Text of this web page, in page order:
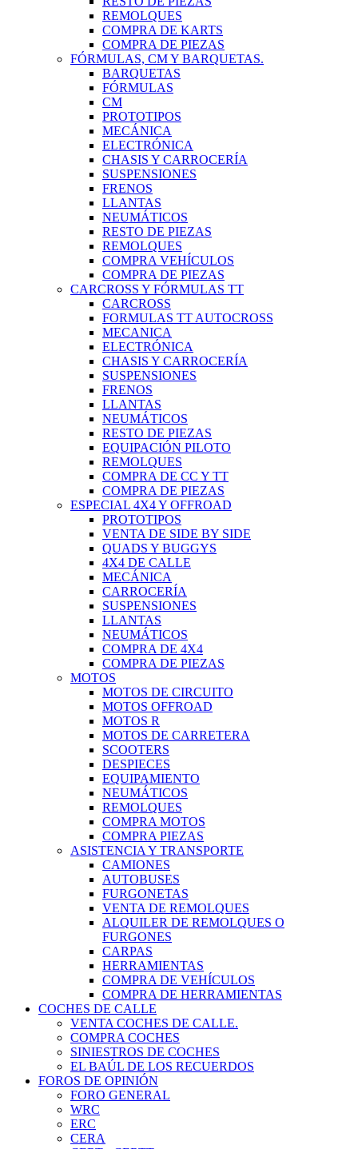
REMOLQUES
COMPRA DE KARTS
COMPRA DE PIEZAS
FÓRMULAS, CM Y BARQUETAS.
BARQUETAS
FÓRMULAS
CM
PROTOTIPOS
MECÁNICA
ELECTRÓNICA
CHASIS Y CARROCERÍA
SUSPENSIONES
FRENOS
LLANTAS
NEUMÁTICOS
RESTO DE PIEZAS
REMOLQUES
COMPRA VEHÍCULOS
COMPRA DE PIEZAS
CARCROSS Y FÓRMULAS TT
CARCROSS
FORMULAS TT AUTOCROSS
MECANICA
ELECTRÓNICA
CHASIS Y CARROCERÍA
SUSPENSIONES
FRENOS
LLANTAS
NEUMÁTICOS
RESTO DE PIEZAS
EQUIPACIÓN PILOTO
REMOLQUES
COMPRA DE CC Y TT
COMPRA DE PIEZAS
ESPECIAL 4X4 Y OFFROAD
PROTOTIPOS
VENTA DE SIDE BY SIDE
QUADS Y BUGGYS
4X4 DE CALLE
MECÁNICA
CARROCERÍA
SUSPENSIONES
LLANTAS
NEUMÁTICOS
COMPRA DE 4X4
COMPRA DE PIEZAS
MOTOS
MOTOS DE CIRCUITO
MOTOS OFFROAD
MOTOS R
MOTOS DE CARRETERA
SCOOTERS
DESPIECES
EQUIPAMIENTO
NEUMÁTICOS
REMOLQUES
COMPRA MOTOS
COMPRA PIEZAS
ASISTENCIA Y TRANSPORTE
CAMIONES
AUTOBUSES
FURGONETAS
VENTA DE REMOLQUES
ALQUILER DE REMOLQUES O
FURGONES
CARPAS
HERRAMIENTAS
COMPRA DE VEHÍCULOS
COMPRA DE HERRAMIENTAS
COCHES DE CALLE
VENTA COCHES DE CALLE.
COMPRA COCHES
SINIESTROS DE COCHES
EL BAÚL DE LOS RECUERDOS
FOROS DE OPINIÓN
FORO GENERAL
WRC
ERC
CERA